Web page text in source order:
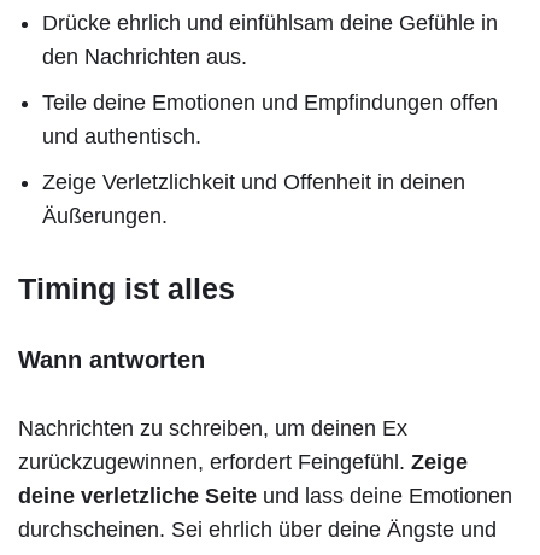
Drücke ehrlich und einfühlsam deine Gefühle in
den Nachrichten aus.
Teile deine Emotionen und Empfindungen offen
und authentisch.
Zeige Verletzlichkeit und Offenheit in deinen
Äußerungen.
Timing ist alles
Wann antworten
Nachrichten zu schreiben, um deinen Ex
zurückzugewinnen, erfordert Feingefühl. Zeige
deine verletzliche Seite und lass deine Emotionen
durchscheinen. Sei ehrlich über deine Ängste und